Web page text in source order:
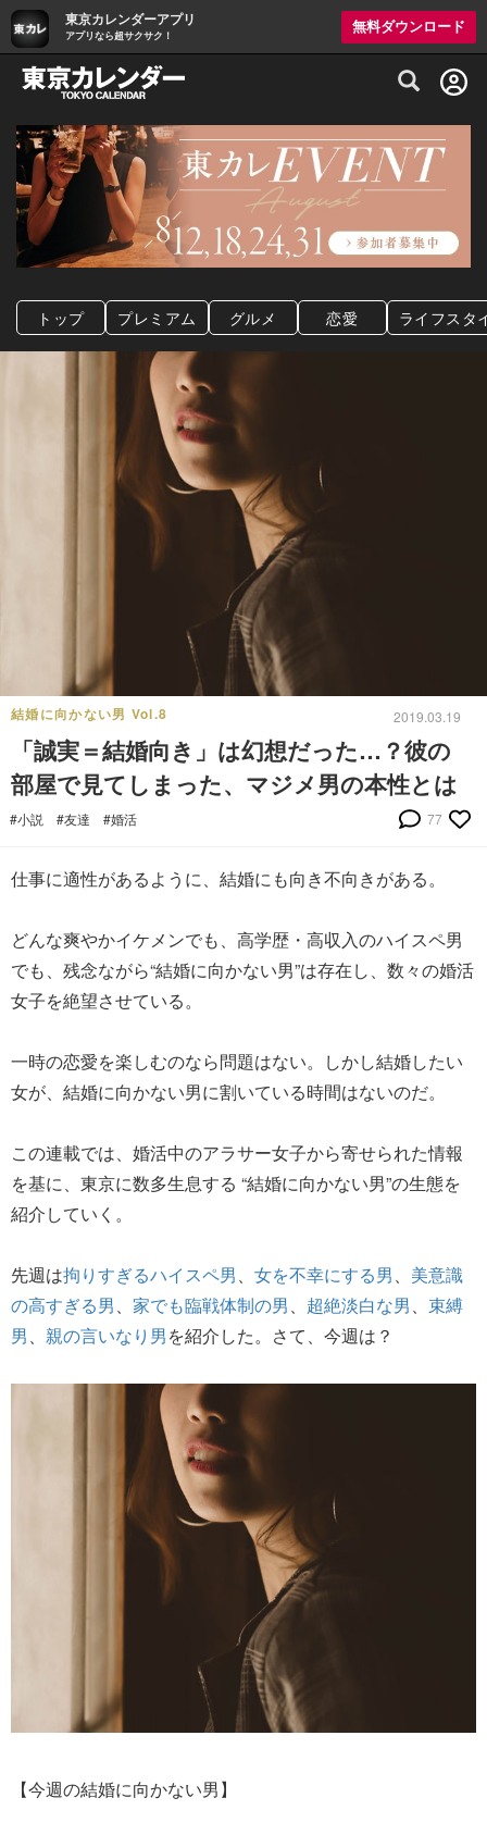
東京カレンダーアプリ
アプリなら超サクサク！
無料ダウンロード
グルメ情報・プレミアムレストラン予約
トップ プレミアム グルメ 恋愛 ライフスタ
結婚に向かない男 Vol.8 2019.03.19
「誠実＝結婚向き」は幻想だった…？彼の
部屋で見てしまった、マジメ男の本性とは
#小説 #友達 #婚活 77
仕事に適性があるように、結婚にも向き不向きがある。
どんな爽やかイケメンでも、高学歴・高収入のハイスペ男
でも、残念ながら“結婚に向かない男”は存在し、数々の婚活
女子を絶望させている。
一時の恋愛を楽しむのなら問題はない。しかし結婚したい
女が、結婚に向かない男に割いている時間はないのだ。
この連載では、婚活中のアラサー女子から寄せられた情報
を基に、東京に数多生息する “結婚に向かない男”の生態を
紹介していく。
先週は拘りすぎるハイスペ男 女を不幸にする男
美意識
の高すぎる男
家でも臨戦体制の男 超絶淡白な男
束縛
男
親の言いなり男を紹介した。さて、今週は？
【今週の結婚に向かない男】